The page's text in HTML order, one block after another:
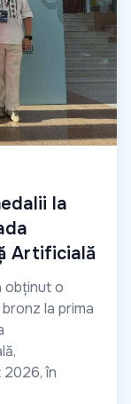
la
Artificială
obținut o
la prima
în